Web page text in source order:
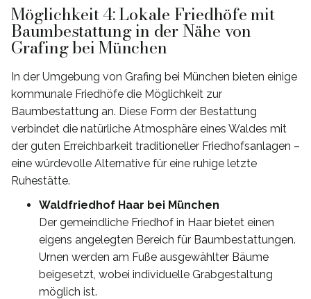
Möglichkeit 4: Lokale Friedhöfe mit
Baumbestattung in der Nähe von
Grafing bei München
In der Umgebung von Grafing bei München bieten einige
kommunale Friedhöfe die Möglichkeit zur
Baumbestattung an. Diese Form der Bestattung
verbindet die natürliche Atmosphäre eines Waldes mit
der guten Erreichbarkeit traditioneller Friedhofsanlagen –
eine würdevolle Alternative für eine ruhige letzte
Ruhestätte.
Waldfriedhof Haar bei München
Der gemeindliche Friedhof in Haar bietet einen
eigens angelegten Bereich für Baumbestattungen.
Urnen werden am Fuße ausgewählter Bäume
beigesetzt, wobei individuelle Grabgestaltung
möglich ist.